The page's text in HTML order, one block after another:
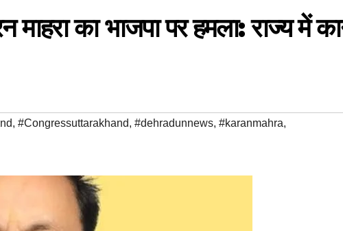
का भाजपा पर हमला: राज्य में
, #Congressuttarakhand, #dehradunnews, #karanmahra,